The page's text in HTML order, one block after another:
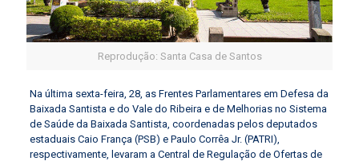
Reprodução: Santa Casa de Santos
Na última sexta-feira, 28, as Frentes Parlamentares em Defesa da
Baixada Santista e do Vale do Ribeira e de Melhorias no Sistema
de Saúde da Baixada Santista, coordenadas pelos deputados
estaduais Caio França (PSB) e Paulo Corrêa Jr. (PATRI),
respectivamente, levaram a Central de Regulação de Ofertas de